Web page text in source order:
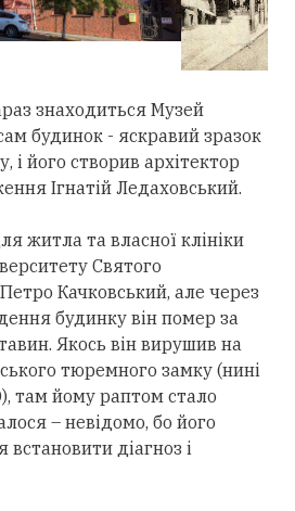
знаходиться Музей
будинок - яскравий зразок
і його створив архітектор
Ігнатій Ледаховський.
житла та власної клініки
Святого
Качковський, але через
будинку він помер за
Якось він вирушив на
тюремного замку (нині
там йому раптом стало
– невідомо, бо його
діагноз і